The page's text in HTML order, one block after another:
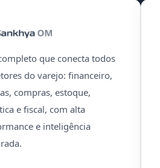
que conecta todos
do varejo: financeiro,
compras, estoque,
e fiscal, com alta
e inteligência